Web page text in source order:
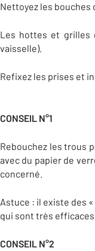
Nettoyez les bouches
Les hottes et grilles
vaisselle).
Refixez les prises et
CONSEIL N°1
Rebouchez les trous
avec du papier de
concerné.
Astuce : il existe des
qui sont très
CONSEIL N°2